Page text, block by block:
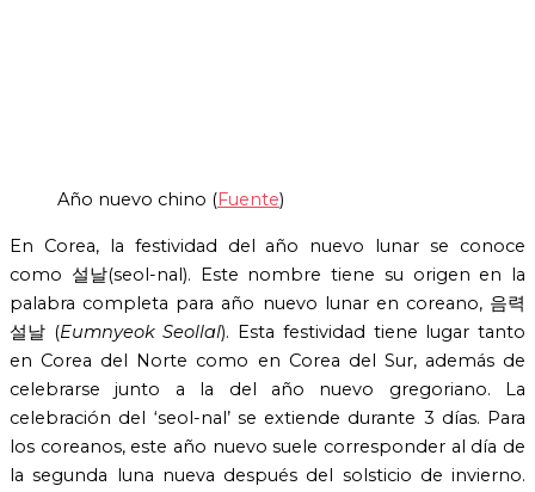
Año nuevo chino (Fuente)
En Corea, la festividad del año nuevo lunar se conoce
como 설날(seol-nal). Este nombre tiene su origen en la
palabra completa para año nuevo lunar en coreano, 음력
설날 (Eumnyeok Seollal). Esta festividad tiene lugar tanto
en Corea del Norte como en Corea del Sur, además de
celebrarse junto a la del año nuevo gregoriano. La
celebración del ‘seol-nal’ se extiende durante 3 días. Para
los coreanos, este año nuevo suele corresponder al día de
la segunda luna nueva después del solsticio de invierno.